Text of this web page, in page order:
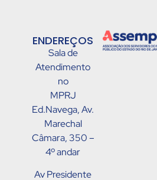
ENDEREÇOS
Sala de
Atendimento
no
MPRJ
Ed.Navega, Av.
Marechal
Câmara, 350 –
4º andar
Av Presidente